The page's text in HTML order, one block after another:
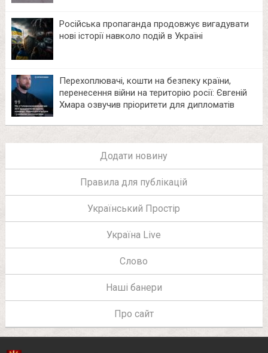
Російська пропаганда продовжує вигадувати
нові історії навколо подій в Україні
Перехоплювачі, кошти на безпеку країни,
перенесення війни на територію росії: Євгеній
Хмара озвучив пріоритети для дипломатів
Додати новину
Правила для публікацій
Український Простір
Україна Live
Слово
Наші банери
Про сайт